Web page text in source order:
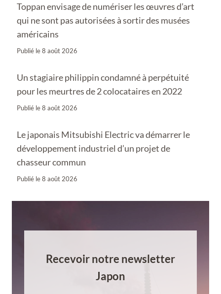
Toppan envisage de numériser les œuvres d’art
qui ne sont pas autorisées à sortir des musées
américains
Publié le8 août 2026
Un stagiaire philippin condamné à perpétuité
pour les meurtres de 2 colocataires en 2022
Publié le8 août 2026
Le japonais Mitsubishi Electric va démarrer le
développement industriel d’un projet de
chasseur commun
Publié le8 août 2026
Recevoir notre newsletter
Japon